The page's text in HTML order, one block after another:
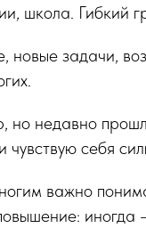
школа. Гибкий
новые задачи,
но недавно
себя
важно
иногда